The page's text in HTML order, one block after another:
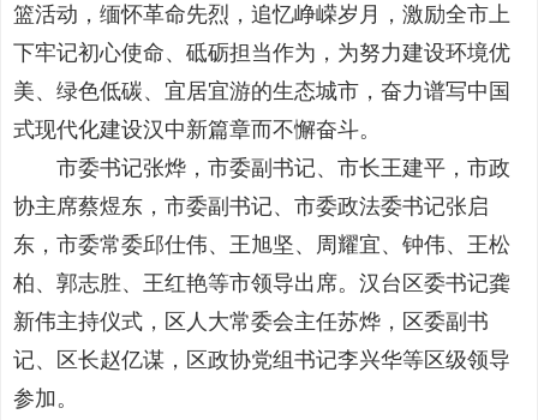
篮活动，缅怀革命先烈，追忆峥嵘岁月，激励全市上
下牢记初心使命、砥砺担当作为，为努力建设环境优
美、绿色低碳、宜居宜游的生态城市，奋力谱写中国
式现代化建设汉中新篇章而不懈奋斗。
市委书记张烨，市委副书记、市长王建平，市政
协主席蔡煜东，市委副书记、市委政法委书记张启
东，市委常委邱仕伟、王旭坚、周耀宜、钟伟、王松
柏、郭志胜、王红艳等市领导出席。汉台区委书记龚
新伟主持仪式，区人大常委会主任苏烨，区委副书
记、区长赵亿谋，区政协党组书记李兴华等区级领导
参加。